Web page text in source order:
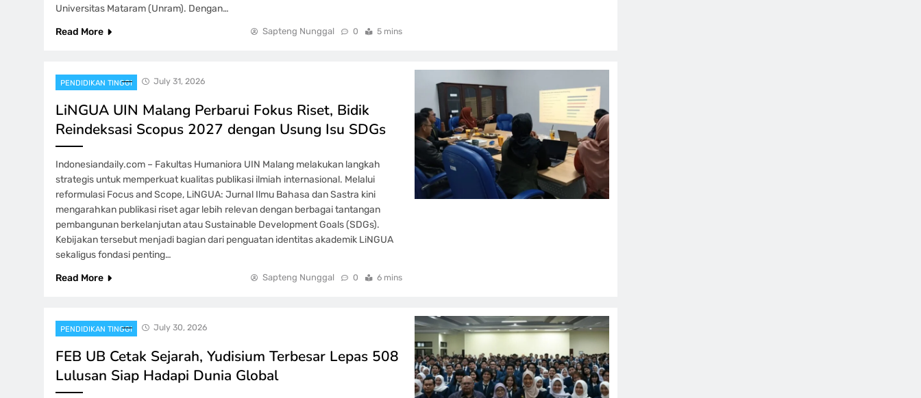
Universitas Mataram (Unram). Dengan…
Read More
Sapteng Nunggal 0 5 mins
PENDIDIKAN TINGGI July 31, 2026
LiNGUA UIN Malang Perbarui Fokus Riset, Bidik
Reindeksasi Scopus 2027 dengan Usung Isu SDGs
Indonesiandaily.com – Fakultas Humaniora UIN Malang melakukan langkah
strategis untuk memperkuat kualitas publikasi ilmiah internasional. Melalui
reformulasi Focus and Scope, LiNGUA: Jurnal Ilmu Bahasa dan Sastra kini
mengarahkan publikasi riset agar lebih relevan dengan berbagai tantangan
pembangunan berkelanjutan atau Sustainable Development Goals (SDGs).
Kebijakan tersebut menjadi bagian dari penguatan identitas akademik LiNGUA
sekaligus fondasi penting…
Read More
Sapteng Nunggal 0 6 mins
PENDIDIKAN TINGGI July 30, 2026
FEB UB Cetak Sejarah, Yudisium Terbesar Lepas 508
Lulusan Siap Hadapi Dunia Global